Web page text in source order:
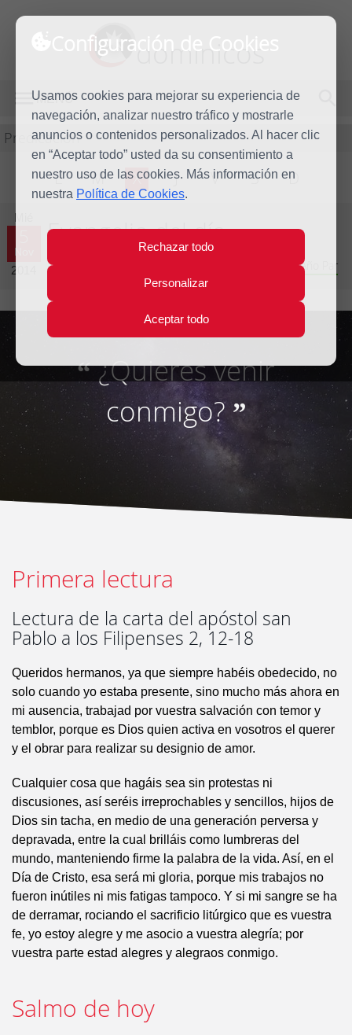
Configuración de Cookies
Usamos cookies para mejorar su experiencia de
navegación, analizar nuestro tráfico y mostrarle
anuncios o contenidos personalizados. Al hacer clic
en “Aceptar todo” usted da su consentimiento a
nuestro uso de las cookies. Más información en
nuestra Política de Cookies.
Rechazar todo
Personalizar
Aceptar todo
dominicos
MENÚ
Predicación
L M X J V S D
Mié
Nov
2014
Evangelio del día
Trigésimo primera semana del Tiempo Ordinario - Año Par
“¿Quieres venir
conmigo? ”
Primera lectura
Lectura de la carta del apóstol san
Pablo a los Filipenses 2, 12-18
Queridos hermanos, ya que siempre habéis obedecido, no
solo cuando yo estaba presente, sino mucho más ahora en
mi ausencia, trabajad por vuestra salvación con temor y
temblor, porque es Dios quien activa en vosotros el querer
y el obrar para realizar su designio de amor.
Cualquier cosa que hagáis sea sin protestas ni
discusiones, así seréis irreprochables y sencillos, hijos de
Dios sin tacha, en medio de una generación perversa y
depravada, entre la cual brilláis como lumbreras del
mundo, manteniendo firme la palabra de la vida. Así, en el
Día de Cristo, esa será mi gloria, porque mis trabajos no
fueron inútiles ni mis fatigas tampoco. Y si mi sangre se ha
de derramar, rociando el sacrificio litúrgico que es vuestra
fe, yo estoy alegre y me asocio a vuestra alegría; por
vuestra parte estad alegres y alegraos conmigo.
Salmo de hoy